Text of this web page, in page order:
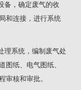
备，确定废气的收
和连接，进行系统
理系统，编制废气处
图纸、电气图纸、
审核和审批。